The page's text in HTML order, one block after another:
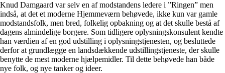
Knud Damgaard var selv en af modstandens ledere i ”Ringen” men
indså, at det et moderne Hjemmeværn behøvede, ikke kun var gamle
modstandsfolk, men bred, folkelig opbakning og at det skulle bestå af
dagens almindelige borgere. Som tidligere oplysningskonsulent kendte
han værdien af en god udstilling i oplysningstjenesten, og besluttede
derfor at grundlægge en landsdækkende udstillingstjeneste, der skulle
benytte de mest moderne hjælpemidler. Til dette behøvede han både
nye folk, og nye tanker og ideer.